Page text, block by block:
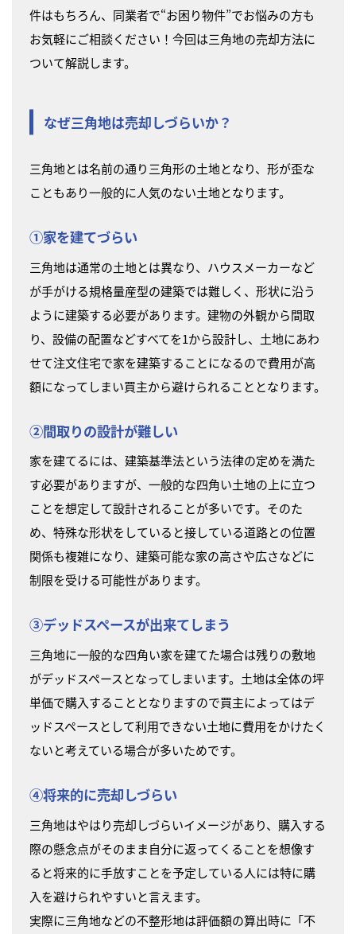
件はもちろん、同業者で“お困り物件”でお悩みの方も
お気軽にご相談ください！今回は三角地の売却方法に
ついて解説します。
なぜ三角地は売却しづらいか？
三角地とは名前の通り三角形の土地となり、形が歪な
こともあり一般的に人気のない土地となります。
①家を建てづらい
三角地は通常の土地とは異なり、ハウスメーカーなど
が手がける規格量産型の建築では難しく、形状に沿う
ように建築する必要があります。建物の外観から間取
り、設備の配置などすべてを1から設計し、土地にあわ
せて注文住宅で家を建築することになるので費用が高
額になってしまい買主から避けられることとなります。
②間取りの設計が難しい
家を建てるには、建築基準法という法律の定めを満た
す必要がありますが、一般的な四角い土地の上に立つ
ことを想定して設計されることが多いです。そのた
め、特殊な形状をしていると接している道路との位置
関係も複雑になり、建築可能な家の高さや広さなどに
制限を受ける可能性があります。
③デッドスペースが出来てしまう
三角地に一般的な四角い家を建てた場合は残りの敷地
がデッドスペースとなってしまいます。土地は全体の坪
単価で購入することとなりますので買主によってはデ
ッドスペースとして利用できない土地に費用をかけたく
ないと考えている場合が多いためです。
④将来的に売却しづらい
三角地はやはり売却しづらいイメージがあり、購入する
際の懸念点がそのまま自分に返ってくることを想像す
ると将来的に手放すことを予定している人には特に購
入を避けられやすいと言えます。
実際に三角地などの不整形地は評価額の算出時に「不